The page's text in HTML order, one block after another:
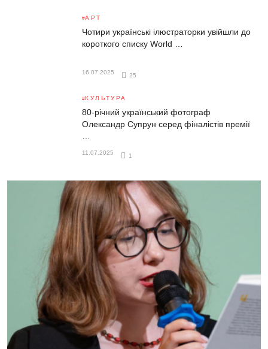
АРТ
Чотири українські ілюстраторки увійшли до
короткого списку World …
16.07.2025
25
КУЛЬТУРА
80-річний український фотограф
Олександр Супрун серед фіналістів премії
11.07.2025
1